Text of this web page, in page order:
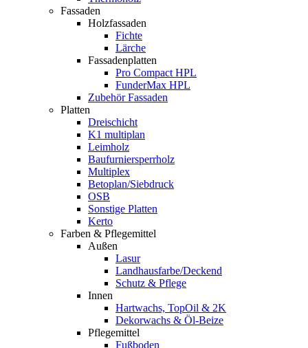
Fassaden
Holzfassaden
Fichte
Lärche
Fassadenplatten
Pro Compact HPL
FunderMax HPL
Zubehör Fassaden
Platten
Dreischicht
K1 multiplan
Leimholz
Baufurniersperrholz
Multiplex
Betoplan/Siebdruck
OSB
Sonstige Platten
Kerto
Farben & Pflegemittel
Außen
Lasur
Landhausfarbe/Deckend
Schutz & Pflege
Innen
Hartwachs, TopOil & 2K
Dekorwachs & Öl-Beize
Pflegemittel
Fußboden